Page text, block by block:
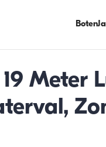
Boten
Meter